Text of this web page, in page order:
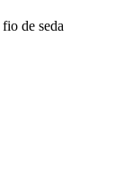
de seda